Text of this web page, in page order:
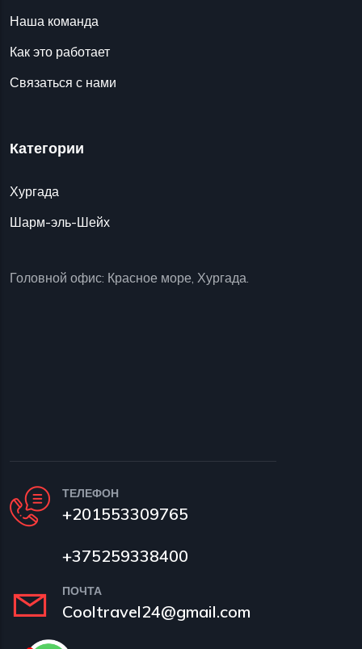
Наша команда
Как это работает
Связаться с нами
Категории
Хургада
Шарм-эль-Шейх
Головной офис: Красное море, Хургада.
ТЕЛЕФОН
+201553309765
+375259338400
ПОЧТА
Cooltravel24@gmail.com